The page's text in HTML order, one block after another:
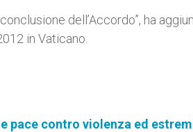
dell’Accordo”, ha
in Vaticano.
pace contro violenza ed